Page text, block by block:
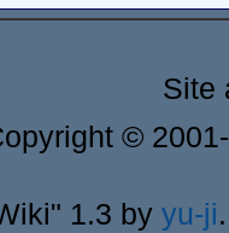
Site
©
1.3 by yu-ji